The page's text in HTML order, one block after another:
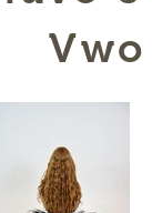
Vwo